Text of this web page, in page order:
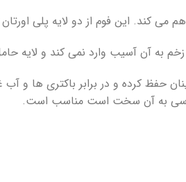
می کند. این فوم از دو لایه پلی
به آن آسیب وارد نمی کند و لایه
حفظ کرده و در برابر باکتری ها و آب
به آن سخت است مناسب است.